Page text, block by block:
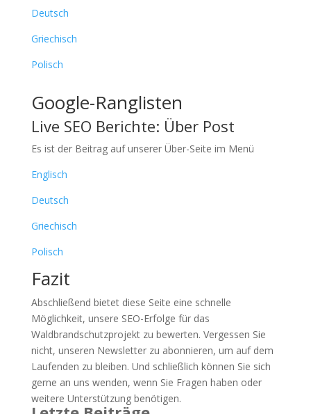
Deutsch
Griechisch
Polisch
Google-Ranglisten
Live SEO Berichte: Über Post
Es ist der Beitrag auf unserer Über-Seite im Menü
Englisch
Deutsch
Griechisch
Polisch
Fazit
Abschließend bietet diese Seite eine schnelle
Möglichkeit, unsere SEO-Erfolge für das
Waldbrandschutzprojekt zu bewerten. Vergessen Sie
nicht, unseren Newsletter zu abonnieren, um auf dem
Laufenden zu bleiben. Und schließlich können Sie sich
gerne an uns wenden, wenn Sie Fragen haben oder
weitere Unterstützung benötigen.